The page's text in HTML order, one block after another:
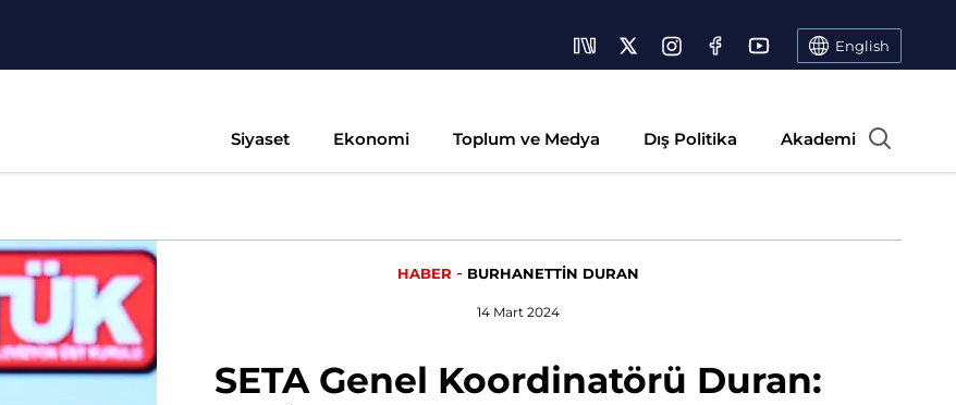
English
Siyaset Ekonomi Toplum ve Medya Dış Politika Akademi
HABER - BURHANETTİN DURAN
14 Mart 2024
SETA Genel Koordinatörü Duran: